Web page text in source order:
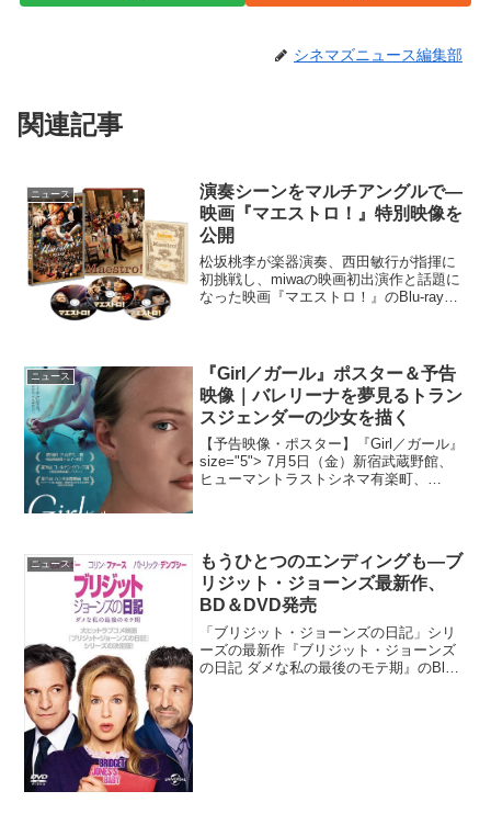
シネマズニュース編集部
関連記事
ニュース
演奏シーンをマルチアングルで―
映画『マエストロ！』特別映像を
公開
松坂桃李が楽器演奏、西田敏行が指揮に
初挑戦し、miwaの映画初出演作と話題に
なった映画『マエストロ！』のBlu-ray＆
ニュース
『Girl／ガール』ポスター＆予告
映像｜バレリーナを夢見るトラン
スジェンダーの少女を描く
【予告映像・ポスター】『Girl／ガール』
size="5"> 7月5日（金）新宿武蔵野館、
ヒューマントラストシネマ有楽町、
ニュース
もうひとつのエンディングも―ブ
リジット・ジョーンズ最新作、
BD＆DVD発売
「ブリジット・ジョーンズの日記」シリ
ーズの最新作『ブリジット・ジョーンズ
の日記 ダメな私の最後のモテ期』のBlu-